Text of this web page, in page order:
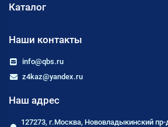
Каталог
Наши контакты
info@qbs.ru
z4kaz@yandex.ru
Наш адрес
127273, г.Москва, Нововладыкинский пр-